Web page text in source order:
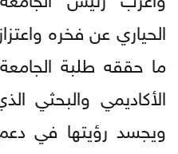
الحياري عن فخره
ما حققه طلبة
الأكاديمي والبحثي
ويجسد رؤيتها في دعم